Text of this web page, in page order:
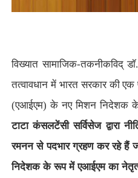
विख्यात सामाजिक-तकनीकविद्
तत्वावधान में भारत सरकार की
(एआईएम) के नए मिशन निदेशक
टाटा कंसलटेंसी सर्विसेज द्वारा
रमनन से पदभार ग्रहण कर रहे
निदेशक के रूप में एआईएम का